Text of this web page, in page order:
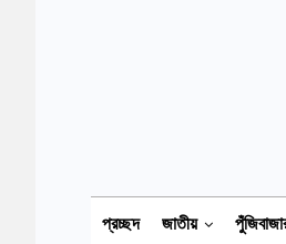
প্রচ্ছদ জাতীয়